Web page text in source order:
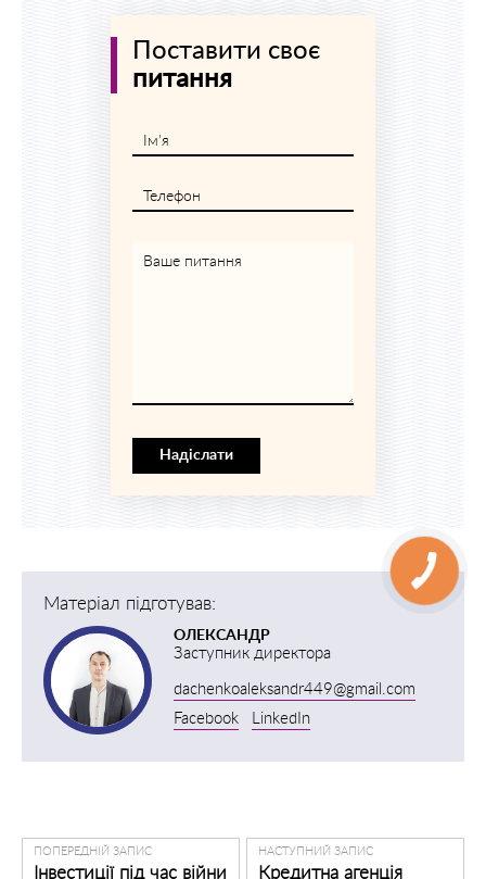
Поставити своє
питання
Ім'я
Телефон
Ваше питання
Надіслати
Матеріал підготував:
ОЛЕКСАНДР
Заступник директора
dachenkoaleksandr449@gmail.com
Facebook
LinkedIn
ПОПЕРЕДНІЙ ЗАПИС
Інвестиції під час війни
НАСТУПНИЙ ЗАПИС
Кредитна агенція